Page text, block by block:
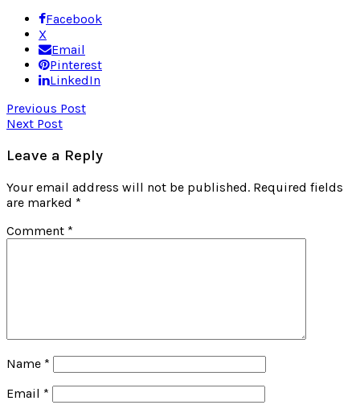
Facebook
X
Email
Pinterest
LinkedIn
Previous Post
Next Post
Leave a Reply
Your email address will not be published. Required fields
are marked *
Comment *
Name *
Email *